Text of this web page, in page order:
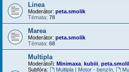
Linea
Moderátor: peta.smolik
Témata: 78
Marea
Moderátor: peta.smolik
Témata: 68
Multipla
Moderátoři: Minimaxa kubiii
Subfóra:
Multipla | Motor - benzín,